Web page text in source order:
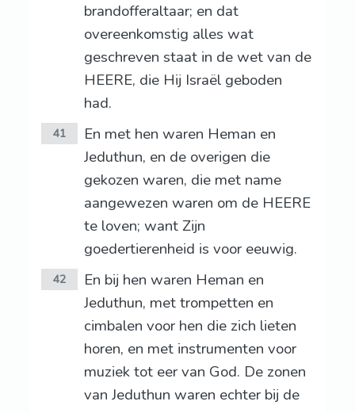
brandofferaltaar; en dat
overeenkomstig alles wat
geschreven staat in de wet van de
HEERE, die Hij Israël geboden
had.
41
En met hen waren Heman en
Jeduthun, en de overigen die
gekozen waren, die met name
aangewezen waren om de HEERE
te loven; want Zijn
goedertierenheid is voor eeuwig.
42
En bij hen waren Heman en
Jeduthun, met trompetten en
cimbalen voor hen die zich lieten
horen, en met instrumenten voor
muziek tot eer van God. De zonen
van Jeduthun waren echter bij de